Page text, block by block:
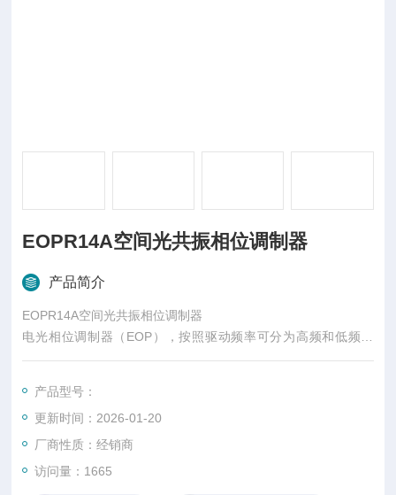
EOPR14A空间光共振相位调制器
产品简介
EOPR14A空间光共振相位调制器
电光相位调制器（EOP），按照驱动频率可分为高频和低频两
类：低频型号广泛应用于PDH稳频等低频调制需求；高频型号适
有优秀的性能和可靠性，可广泛应用于科学研究、工程应用和工
业生产中，为客户提供高效、可靠的光学解决方案。
产品型号：
更新时间：2026-01-20
厂商性质：经销商
访问量：1665